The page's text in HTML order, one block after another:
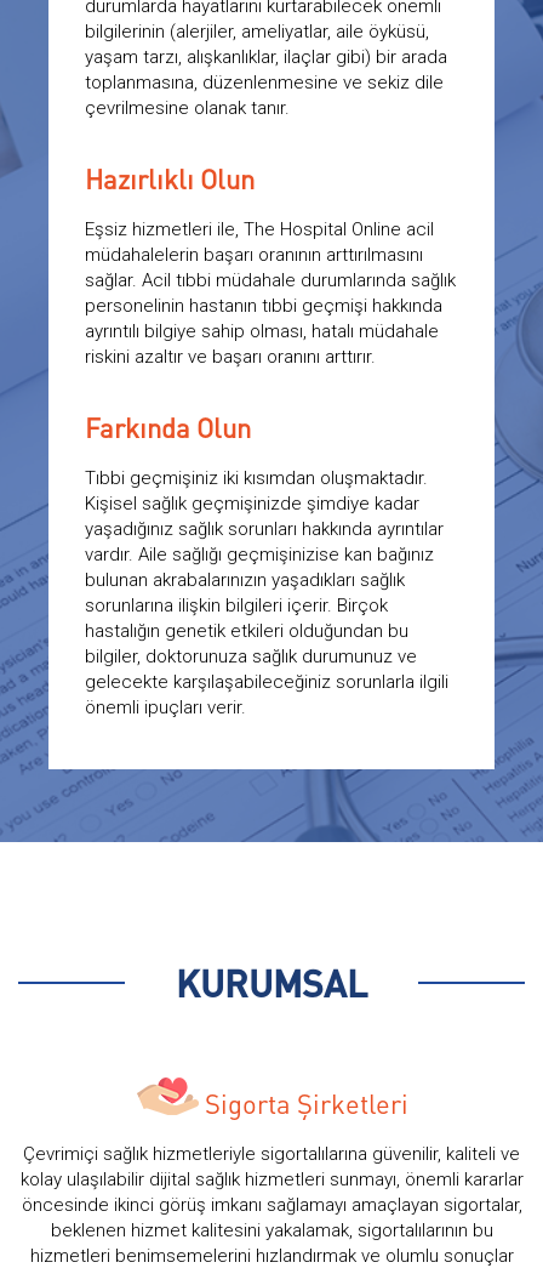
durumlarda hayatlarını kurtarabilecek önemli
bilgilerinin (alerjiler, ameliyatlar, aile öyküsü,
yaşam tarzı, alışkanlıklar, ilaçlar gibi) bir arada
toplanmasına, düzenlenmesine ve sekiz dile
çevrilmesine olanak tanır.
Hazırlıklı Olun
Eşsiz hizmetleri ile, The Hospital Online acil
müdahalelerin başarı oranının arttırılmasını
sağlar. Acil tıbbi müdahale durumlarında sağlık
personelinin hastanın tıbbi geçmişi hakkında
ayrıntılı bilgiye sahip olması, hatalı müdahale
riskini azaltır ve başarı oranını arttırır.
Farkında Olun
Tıbbi geçmişiniz iki kısımdan oluşmaktadır.
Kişisel sağlık geçmişinizde şimdiye kadar
yaşadığınız sağlık sorunları hakkında ayrıntılar
vardır. Aile sağlığı geçmişinizise kan bağınız
bulunan akrabalarınızın yaşadıkları sağlık
sorunlarına ilişkin bilgileri içerir. Birçok
hastalığın genetik etkileri olduğundan bu
bilgiler, doktorunuza sağlık durumunuz ve
gelecekte karşılaşabileceğiniz sorunlarla ilgili
önemli ipuçları verir.
KURUMSAL
Sigorta Şirketleri
Çevrimiçi sağlık hizmetleriyle sigortalılarına güvenilir, kaliteli ve
kolay ulaşılabilir dijital sağlık hizmetleri sunmayı, önemli kararlar
öncesinde ikinci görüş imkanı sağlamayı amaçlayan sigortalar,
beklenen hizmet kalitesini yakalamak, sigortalılarının bu
hizmetleri benimsemelerini hızlandırmak ve olumlu sonuçlar